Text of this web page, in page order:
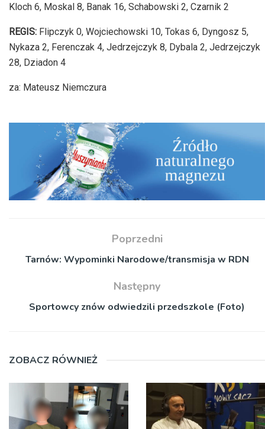
Kloch 6, Moskal 8, Banak 16, Schabowski 2, Czarnik 2
REGIS: Flipczyk 0, Wojciechowski 10, Tokas 6, Dyngosz 5,
Nykaza 2, Ferenczak 4, Jedrzejczyk 8, Dybala 2, Jedrzejczyk
28, Dziadon 4
za: Mateusz Niemczura
Poprzedni
Tarnów: Wypominki Narodowe/transmisja w RDN
Następny
Sportowcy znów odwiedzili przedszkole (Foto)
ZOBACZ RÓWNIEŻ